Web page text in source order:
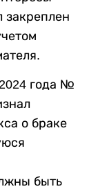
закреплен
года №
о браке
быть